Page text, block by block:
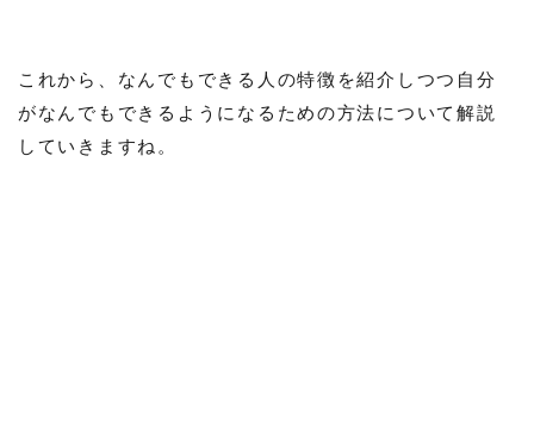
これから、なんでもできる人の特徴を紹介しつつ自分
がなんでもできるようになるための方法について解説
していきますね。